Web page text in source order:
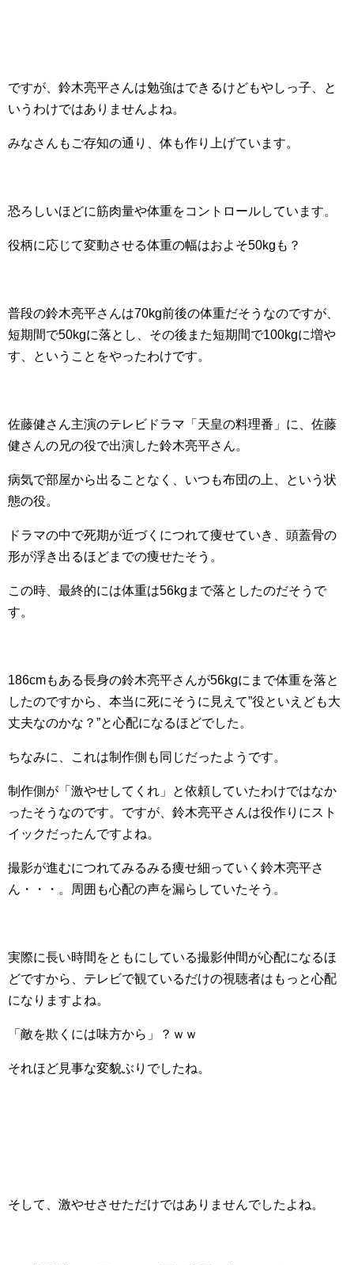
ですが、鈴木亮平さんは勉強はできるけどもやしっ子、と
いうわけではありませんよね。
みなさんもご存知の通り、体も作り上げています。
恐ろしいほどに筋肉量や体重をコントロールしています。
役柄に応じて変動させる体重の幅はおよそ50kgも？
普段の鈴木亮平さんは70kg前後の体重だそうなのですが、
短期間で50kgに落とし、その後また短期間で100kgに増や
す、ということをやったわけです。
佐藤健さん主演のテレビドラマ「天皇の料理番」に、佐藤
健さんの兄の役で出演した鈴木亮平さん。
病気で部屋から出ることなく、いつも布団の上、という状
態の役。
ドラマの中で死期が近づくにつれて痩せていき、頭蓋骨の
形が浮き出るほどまでの痩せたそう。
この時、最終的には体重は56kgまで落としたのだそうで
す。
186cmもある長身の鈴木亮平さんが56kgにまで体重を落と
したのですから、本当に死にそうに見えて”役といえども大
丈夫なのかな？”と心配になるほどでした。
ちなみに、これは制作側も同じだったようです。
制作側が「激やせしてくれ」と依頼していたわけではなか
ったそうなのです。ですが、鈴木亮平さんは役作りにスト
イックだったんですよね。
撮影が進むにつれてみるみる痩せ細っていく鈴木亮平さ
ん・・・。周囲も心配の声を漏らしていたそう。
実際に長い時間をともにしている撮影仲間が心配になるほ
どですから、テレビで観ているだけの視聴者はもっと心配
になりますよね。
「敵を欺くには味方から」？ｗｗ
それほど見事な変貌ぶりでしたね。
そして、激やせさせただけではありませんでしたよね。